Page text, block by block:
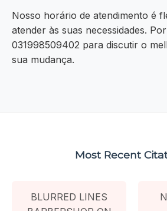
Nosso horário de atendimento é
atender às suas necessidades.
031998509402 para discutir o
sua mudança.
Most Recent
BLURRED LINES